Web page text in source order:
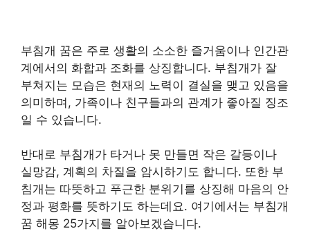
부침개 꿈은 주로 생활의 소소한 즐거움이나 인간관
계에서의 화합과 조화를 상징합니다. 부침개가 잘
부쳐지는 모습은 현재의 노력이 결실을 맺고 있음을
의미하며, 가족이나 친구들과의 관계가 좋아질 징조
일 수 있습니다.
반대로 부침개가 타거나 못 만들면 작은 갈등이나
실망감, 계획의 차질을 암시하기도 합니다. 또한 부
침개는 따뜻하고 푸근한 분위기를 상징해 마음의 안
정과 평화를 뜻하기도 하는데요. 여기에서는 부침개
꿈 해몽 25가지를 알아보겠습니다.